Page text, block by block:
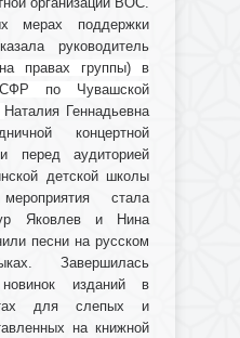
мерах поддержки
руководитель
правах группы) в
по Чувашской
Наталия Геннадьевна
концертной
перед аудиторией
детской школы
стала
Яковлев и Нина
песни на русском
Завершилась
изданий в
для слепых и
на книжной